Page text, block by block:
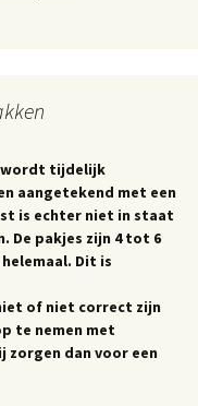
wordt tijdelijk
aangetekend met een
is echter niet in staat
De pakjes zijn 4 tot 6
Dit is
of niet correct zijn
te nemen met
zorgen dan voor een